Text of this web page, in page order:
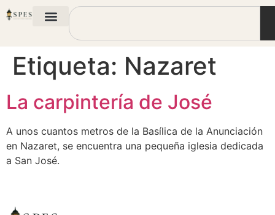
Etiqueta: Nazaret
La carpintería de José
A unos cuantos metros de la Basílica de la Anunciación
en Nazaret, se encuentra una pequeña iglesia dedicada
a San José.